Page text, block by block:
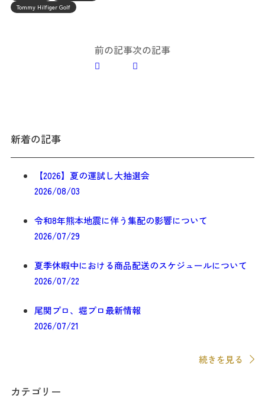
Tommy Hilfiger Golf
ゲ
前の記事次の記事
新着の記事
【2026】夏の運試し大抽選会
2026/08/03
令和8年熊本地震に伴う集配の影響について
2026/07/29
夏季休暇中における商品配送のスケジュールについて
2026/07/22
尾関プロ、堀プロ最新情報
2026/07/21
続きを見る
カテゴリー